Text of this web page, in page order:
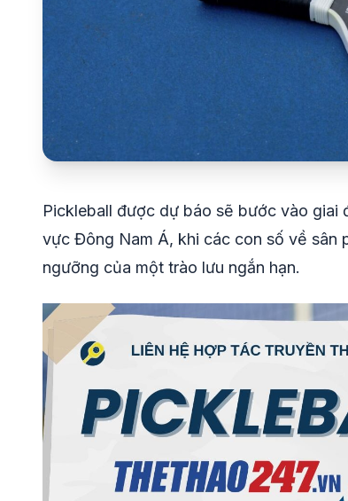
Pickleball được dự báo sẽ bước vào giai
vực Đông Nam Á, khi các con số về sân
ngưỡng của một trào lưu ngắn hạn.